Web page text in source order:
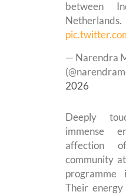
between
Netherlands.
— Narendra
2026
Deeply
immense
affection
community
programme
Their